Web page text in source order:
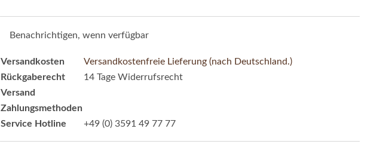
Benachrichtigen, wenn verfügbar
Versandkosten
Versandkostenfreie Lieferung (nach Deutschland.)
Rückgaberecht
14 Tage Widerrufsrecht
Versand
Zahlungsmethoden
Service Hotline
+49 (0) 3591 49 77 77